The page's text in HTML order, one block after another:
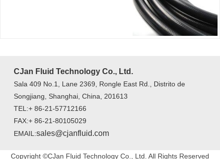
CJan Fluid Technology Co., Ltd.
Sala 409 No.1, Lane 2369, Rongle East Rd., Distrito de
Songjiang, Shanghai, China, 201613
TEL:+ 86-21-57712166
FAX:+ 86-21-80105029
EMAIL:sales@cjanfluid.com
Copyright ©CJan Fluid Technology Co., Ltd. All Rights Reserved